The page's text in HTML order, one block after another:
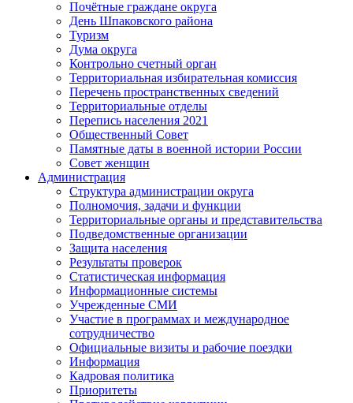
Почётные граждане округа
День Шпаковского района
Туризм
Дума округа
Контрольно счетный орган
Территориальная избирательная комиссия
Перечень пространственных сведений
Территориальные отделы
Перепись населения 2021
Общественный Совет
Памятные даты в военной истории России
Совет женщин
Администрация
Структура администрации округа
Полномочия, задачи и функции
Территориальные органы и представительства
Подведомственные организации
Защита населения
Результаты проверок
Статистическая информация
Информационные системы
Учрежденные СМИ
Участие в программах и международное
сотрудничество
Официальные визиты и рабочие поездки
Информация
Кадровая политика
Приоритеты